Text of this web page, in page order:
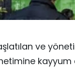
ve
kayyum